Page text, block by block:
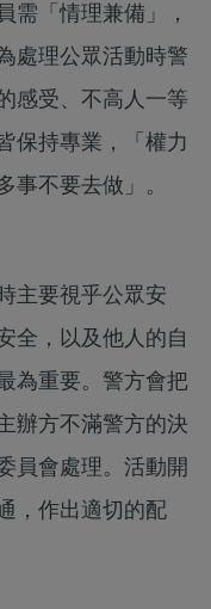
需「情理兼備」，
處理公眾活動時警
感受、不高人一等
保持專業，「權力
事不要去做」。
主要視乎公眾安
全，以及他人的自
為重要。警方會把
辦方不滿警方的決
員會處理。活動開
，作出適切的配